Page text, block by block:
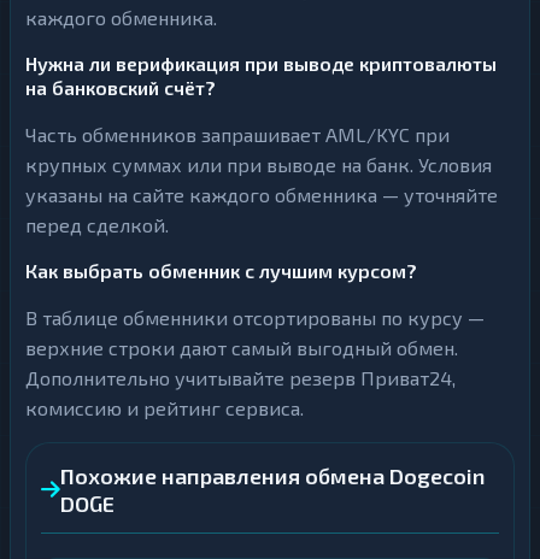
каждого обменника.
Нужна ли верификация при выводе криптовалюты
на банковский счёт?
Часть обменников запрашивает AML/KYC при
крупных суммах или при выводе на банк. Условия
указаны на сайте каждого обменника — уточняйте
перед сделкой.
Как выбрать обменник с лучшим курсом?
В таблице обменники отсортированы по курсу —
верхние строки дают самый выгодный обмен.
Дополнительно учитывайте резерв Приват24,
комиссию и рейтинг сервиса.
Похожие направления обмена Dogecoin
DOGE